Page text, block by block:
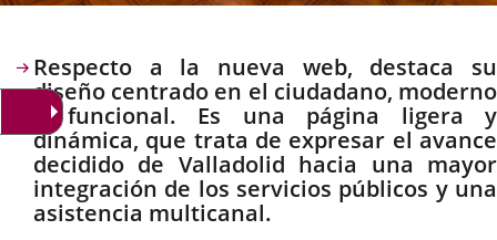
Descripción
Respecto a la nueva web, destaca su
diseño centrado en el ciudadano, moderno
y funcional. Es una página ligera y
dinámica, que trata de expresar el avance
decidido de Valladolid hacia una mayor
integración de los servicios públicos y una
asistencia multicanal.